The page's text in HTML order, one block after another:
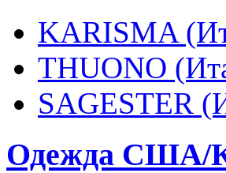
KARISMA
THUONO
SAGESTER
Одежда США/